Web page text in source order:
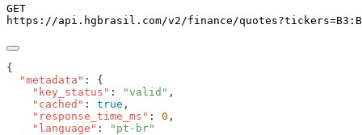
GET
https://api.hgbrasil.com/v2/finance/quotes?tickers=
  "metadata"
    "key_status"
: "valid"
    "cached"
: true
    "response_time_ms"
: 0
    "language"
: